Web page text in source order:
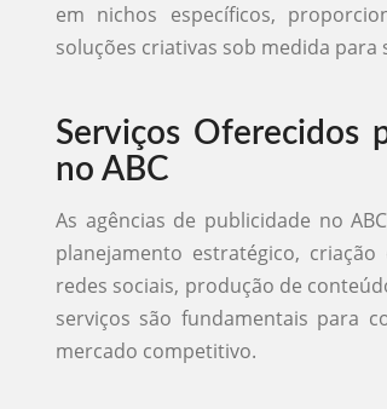
em nichos específicos,
soluções criativas sob medida para
Serviços Oferecidos
no ABC
As agências de publicidade no
planejamento estratégico,
redes sociais, produção de
serviços são fundamentais para
mercado competitivo.